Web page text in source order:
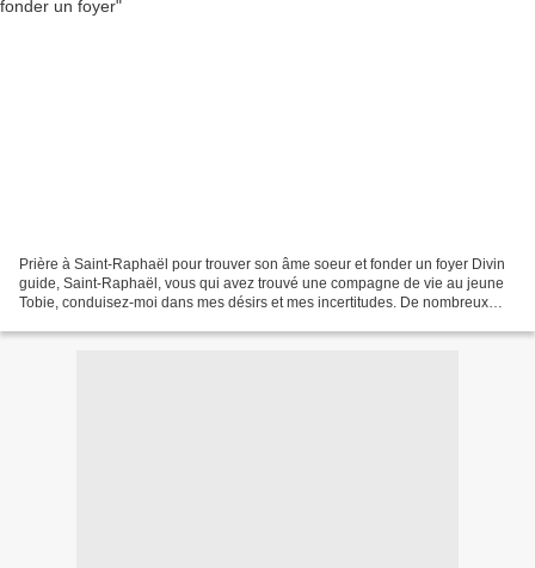
Prière à Saint-Raphaël pour trouver son âme soeur et fonder un foyer Divin
guide, Saint-Raphaël, vous qui avez trouvé une compagne de vie au jeune
Tobie, conduisez-moi dans mes désirs et mes incertitudes. De nombreux